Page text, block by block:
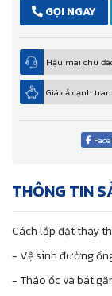
GỌI NGAY
Hậu mãi chu
Giá cả cạnh
THÔNG TIN
Cách lắp đặt thay
- Vệ sinh đường
- Tháo ốc và bát